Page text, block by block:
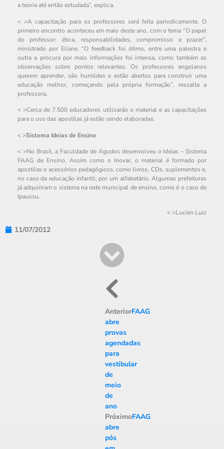
a teoria até então estudada”, explica.
< >A capacitação para os professores será feita periodicamente. O
primeiro encontro aconteceu em maio deste ano, com o tema “O papel
do professor: ética, responsabilidades, compromisso e prazer”,
ministrado por Eliane. “O feedback foi ótimo, entre uma palestra e
outra a procura por mais informações foi intensa, como também as
observações sobre pontos relevantes. Os professores angolanos
querem aprender, são humildes e estão abertos para construir uma
educação melhor, começando pela própria formação”, ressalta a
professora.
< >Cerca de 7.500 educadores utilizarão o material e as capacitações
para o uso das apostilas já estão sendo elaboradas.
< >Sistema Ideias de Ensino
< >No Brasil, a Faculdade de Agudos desenvolveu o Ideias – Sistema
FAAG de Ensino. Assim como o Inovar, o material é formado por
apostilas e acessórios pedagógicos, como livros, CDs, suplementos e,
no caso da educação infantil, por um alfabetário. Algumas prefeituras
já adquiriram o sistema na rede municipal de ensino, como é o caso de
Ipaussu.
< >Lucien Luiz
11/07/2012
AnteriorFAAG
abre
provas
agendadas
para
vestibular
de
meio
de
ano
PróximoFAAG
abre
pós